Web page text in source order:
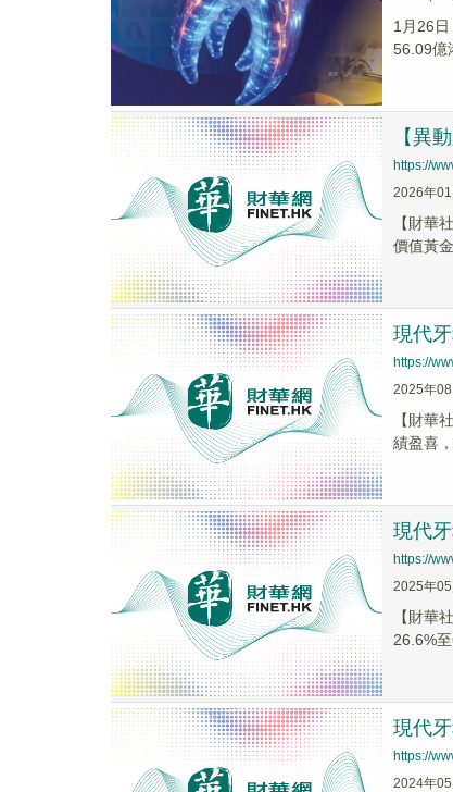
1月26
56.09億
【異
https://
2026年
【財華
價值黃
現代
https://
2025年
【財華
績盈喜
現代
https://
2025年
【財華
26.6%至
現代
https://
2024年